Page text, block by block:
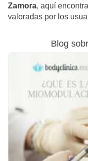
Zamora, aquí
valoradas por los
Blog